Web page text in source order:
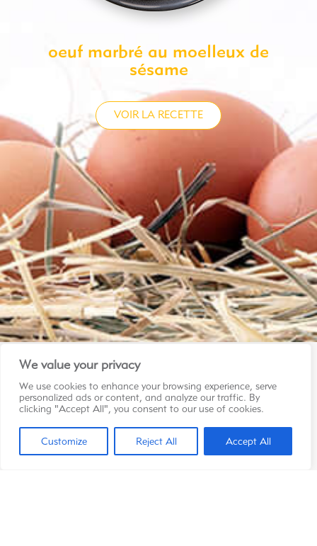
We value your privacy
We use cookies to enhance your browsing experience, serve
personalized ads or content, and analyze our traffic. By
clicking "Accept All", you consent to our use of cookies.
Customize Reject All Accept All
oeuf marbré au moelleux de
sésame
VOIR LA RECETTE
Contact
Les Pondeuses Réunies Ltée
Les Guibies, Pailles